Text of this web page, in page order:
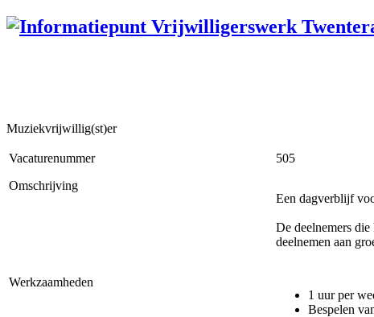
Muziekvrijwillig(st)er
Vacaturenummer
505
Omschrijving
Een dagverblijf
De deelnemers
deelnemen aan
Werkzaamheden
1 uur per
Bespelen